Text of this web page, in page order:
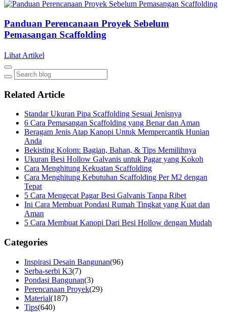
Panduan Perencanaan Proyek Sebelum
Pemasangan Scaffolding
Lihat Artikel
Related Article
Standar Ukuran Pipa Scaffolding Sesuai Jenisnya
6 Cara Pemasangan Scaffolding yang Benar dan Aman
Beragam Jenis Atap Kanopi Untuk Mempercantik Hunian
Anda
Bekisting Kolom: Bagian, Bahan, & Tips Memilihnya
Ukuran Besi Hollow Galvanis untuk Pagar yang Kokoh
Cara Menghitung Kekuatan Scaffolding
Cara Menghitung Kebutuhan Scaffolding Per M2 dengan
Tepat
5 Cara Mengecat Pagar Besi Galvanis Tanpa Ribet
Ini Cara Membuat Pondasi Rumah Tingkat yang Kuat dan
Aman
5 Cara Membuat Kanopi Dari Besi Hollow dengan Mudah
Categories
Inspirasi Desain Bangunan(96)
Serba-serbi K3(7)
Pondasi Bangunan(3)
Perencanaan Proyek(29)
Material(187)
Tips(640)